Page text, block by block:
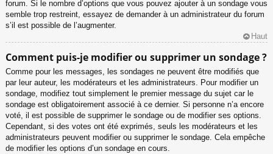
forum. Si le nombre d’options que vous pouvez ajouter à un sondage vous
semble trop restreint, essayez de demander à un administrateur du forum
s’il est possible de l’augmenter.
Haut
Comment puis-je modifier ou supprimer un sondage ?
Comme pour les messages, les sondages ne peuvent être modifiés que
par leur auteur, les modérateurs et les administrateurs. Pour modifier un
sondage, modifiez tout simplement le premier message du sujet car le
sondage est obligatoirement associé à ce dernier. Si personne n’a encore
voté, il est possible de supprimer le sondage ou de modifier ses options.
Cependant, si des votes ont été exprimés, seuls les modérateurs et les
administrateurs peuvent modifier ou supprimer le sondage. Cela empêche
de modifier les options d’un sondage en cours.